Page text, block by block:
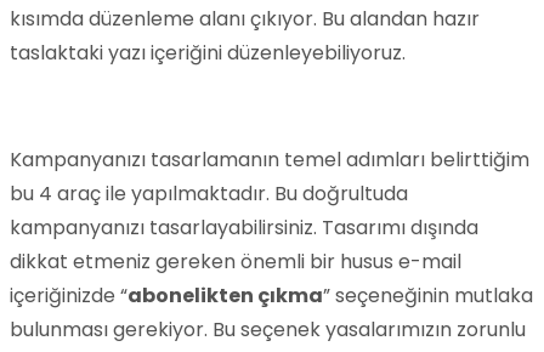
kısımda düzenleme alanı çıkıyor. Bu alandan hazır
taslaktaki yazı içeriğini düzenleyebiliyoruz.
Kampanyanızı tasarlamanın temel adımları belirttiğim
bu 4 araç ile yapılmaktadır. Bu doğrultuda
kampanyanızı tasarlayabilirsiniz. Tasarımı dışında
dikkat etmeniz gereken önemli bir husus e-mail
içeriğinizde “abonelikten çıkma” seçeneğinin mutlaka
bulunması gerekiyor. Bu seçenek yasalarımızın zorunlu